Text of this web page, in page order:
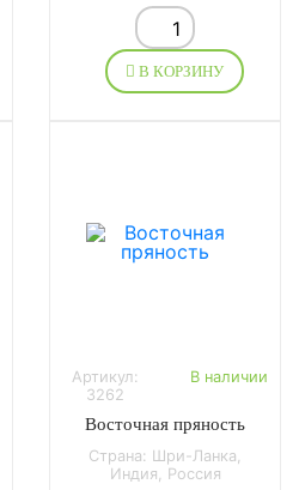
В КОРЗИНУ
Артикул:
3262
В наличии
Восточная пряность
Страна: Шри-Ланка,
Индия, Россия